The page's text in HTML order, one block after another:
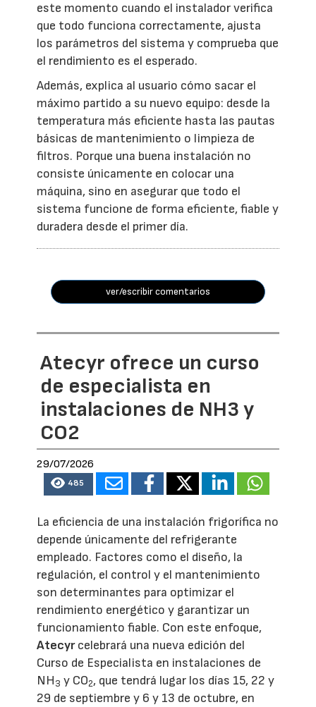
este momento cuando el instalador verifica
que todo funciona correctamente, ajusta
los parámetros del sistema y comprueba que
el rendimiento es el esperado.
Además, explica al usuario cómo sacar el
máximo partido a su nuevo equipo: desde la
temperatura más eficiente hasta las pautas
básicas de mantenimiento o limpieza de
filtros. Porque una buena instalación no
consiste únicamente en colocar una
máquina, sino en asegurar que todo el
sistema funcione de forma eficiente, fiable y
duradera desde el primer día.
ver/escribir comentarios
Atecyr ofrece un curso
de especialista en
instalaciones de NH3 y
CO2
29/07/2026
485
La eficiencia de una instalación frigorífica no
depende únicamente del refrigerante
empleado. Factores como el diseño, la
regulación, el control y el mantenimiento
son determinantes para optimizar el
rendimiento energético y garantizar un
funcionamiento fiable. Con este enfoque,
Atecyrcelebrará una nueva edición del
Curso de Especialista en instalaciones de
NH3 y CO2, que tendrá lugar los días 15, 22 y
29 de septiembre y 6 y 13 de octubre, en